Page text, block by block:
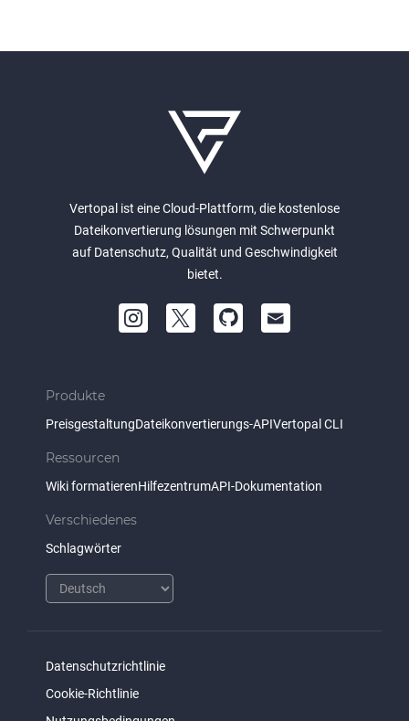
Vertopal ist eine Cloud-Plattform, die kostenlose
Dateikonvertierung lösungen mit Schwerpunkt
auf Datenschutz, Qualität und Geschwindigkeit
bietet.
Produkte
PreisgestaltungDateikonvertierungs-APIVertopal CLI
Ressourcen
Wiki formatierenHilfezentrumAPI-Dokumentation
Verschiedenes
Schlagwörter
Datenschutzrichtlinie
Cookie-Richtlinie